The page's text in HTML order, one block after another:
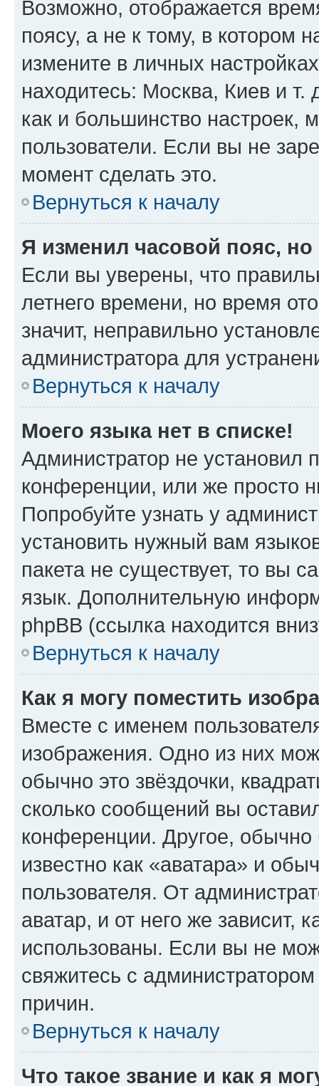
Возможно, отображается
поясу, а не к тому, в котором
измените в личных
находитесь: Москва, Киев и т.
как и большинство настроек,
пользователи. Если вы не
момент сделать это.
Вернуться к началу
Я изменил часовой пояс,
Если вы уверены, что
летнего времени, но время
значит, неправильно
администратора для
Вернуться к началу
Моего языка нет в списке!
Администратор не установил
конференции, или же просто
Попробуйте узнать у
установить нужный вам
пакета не существует, то вы
язык. Дополнительную
phpBB (ссылка находится
Вернуться к началу
Как я могу поместить
Вместе с именем
изображения. Одно из них
обычно это звёздочки,
сколько сообщений вы
конференции. Другое,
известно как «аватара» и
пользователя. От
аватар, и от него же зависит,
использованы. Если вы не
свяжитесь с
причин.
Вернуться к началу
Что такое звание и как я